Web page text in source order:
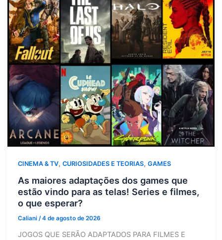
CINEMA & TV,CURIOSIDADES E TEORIAS,GAMES
As maiores adaptações dos games que
estão vindo para as telas! Series e filmes,
o que esperar?
Caliani/4 de agosto de 2026
JOGOS QUE SERÃO ADAPTADOS PARA FILMES E